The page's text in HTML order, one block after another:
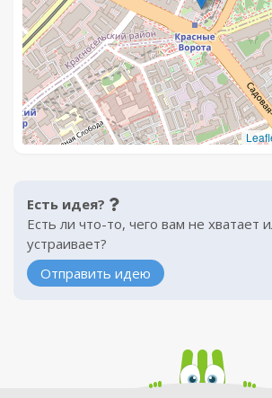
Есть идея?
Есть ли что-то, чего вам не хватает
устраивает?
Отправить идею